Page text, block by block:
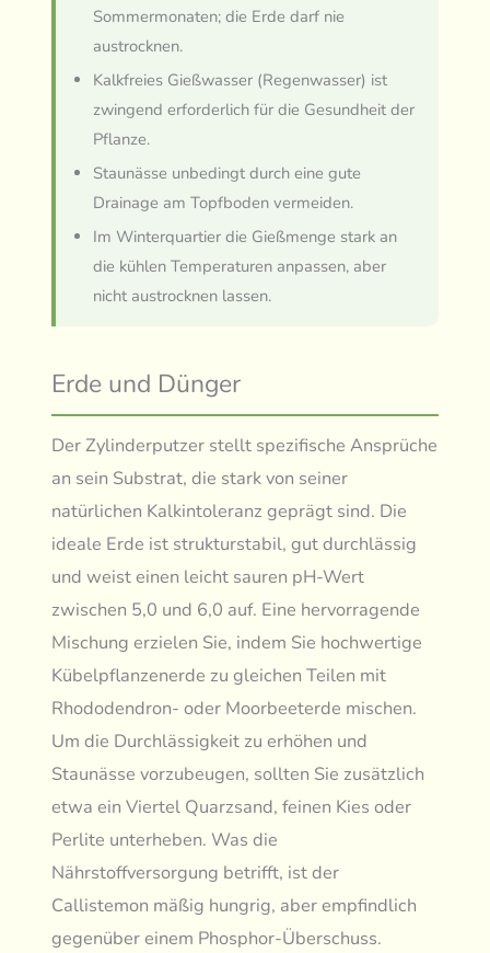
Sommermonaten; die Erde darf nie
austrocknen.
Kalkfreies Gießwasser (Regenwasser) ist
zwingend erforderlich für die Gesundheit der
Pflanze.
Staunässe unbedingt durch eine gute
Drainage am Topfboden vermeiden.
Im Winterquartier die Gießmenge stark an
die kühlen Temperaturen anpassen, aber
nicht austrocknen lassen.
Erde und Dünger
Der Zylinderputzer stellt spezifische Ansprüche
an sein Substrat, die stark von seiner
natürlichen Kalkintoleranz geprägt sind. Die
ideale Erde ist strukturstabil, gut durchlässig
und weist einen leicht sauren pH-Wert
zwischen 5,0 und 6,0 auf. Eine hervorragende
Mischung erzielen Sie, indem Sie hochwertige
Kübelpflanzenerde zu gleichen Teilen mit
Rhododendron- oder Moorbeeterde mischen.
Um die Durchlässigkeit zu erhöhen und
Staunässe vorzubeugen, sollten Sie zusätzlich
etwa ein Viertel Quarzsand, feinen Kies oder
Perlite unterheben. Was die
Nährstoffversorgung betrifft, ist der
Callistemon mäßig hungrig, aber empfindlich
gegenüber einem Phosphor-Überschuss.